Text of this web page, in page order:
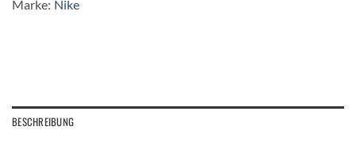
Marke: Nike
BESCHREIBUNG